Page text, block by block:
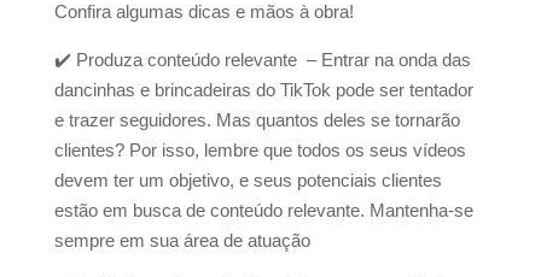
Confira algumas dicas e mãos à obra!
✔️ Produza conteúdo relevante – Entrar na onda das
dancinhas e brincadeiras do TikTok pode ser tentador
e trazer seguidores. Mas quantos deles se tornarão
clientes? Por isso, lembre que todos os seus vídeos
devem ter um objetivo, e seus potenciais clientes
estão em busca de conteúdo relevante. Mantenha-se
sempre em sua área de atuação